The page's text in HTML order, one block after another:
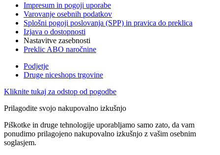
Impresum in pogoji uporabe
Varovanje osebnih podatkov
Splošni pogoji poslovanja (SPP) in pravica do preklica
Izjava o dostopnosti
Nastavitve zasebnosti
Preklic ABO naročnine
Podjetje
Druge niceshops trgovine
Kliknite tukaj za odstop od pogodbe
Prilagodite svojo nakupovalno izkušnjo
Piškotke in druge tehnologije uporabljamo samo zato, da vam
ponudimo prilagojeno nakupovalno izkušnjo z vašim osebnim
soglasjem.